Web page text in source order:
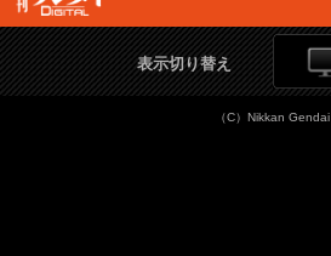
表示切り替え
（C）Nikkan Gendai